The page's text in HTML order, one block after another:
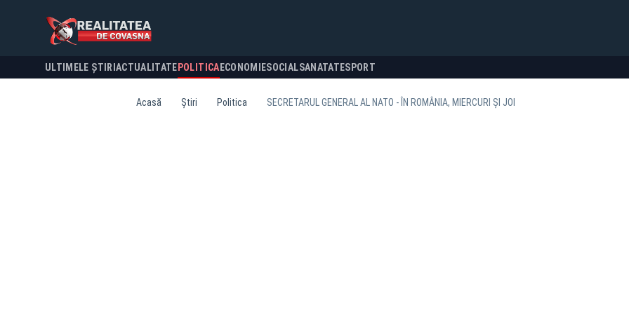
ULTIMELE ȘTIRI ACTUALITATE POLITICA ECONOMIESOCIALSANATATESPORT
Acasă Știri Politica SECRETARUL GENERAL AL NATO - ÎN ROMÂNIA, MIERCURI ȘI JOI